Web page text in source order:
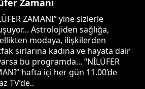
Zamanı
ZAMANI” yine sizlerle
Astrolojiden sağlığa,
modaya, ilişkilerden
sırlarına kadına ve hayata dair
bu programda... “NİLÜFER
hafta içi her gün 11.00’de
TV’de..